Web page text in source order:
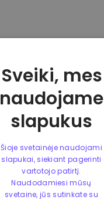
Sveiki, mes
naudojame
slapukus
Šioje svetainėje naudojami
slapukai, siekiant pagerinti
vartotojo patirtį.
Naudodamiesi mūsų
svetaine, jūs sutinkate su